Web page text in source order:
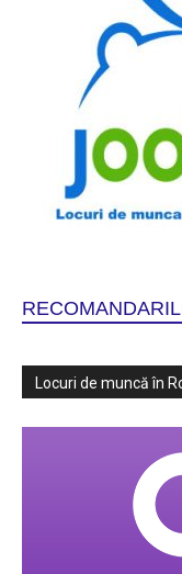
Locuri de muncă în